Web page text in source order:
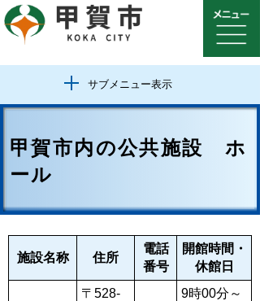
サブメニュー表示
甲賀市内の公共施設 ホ
ール
施設名称 住所
電話
番号
開館時間・
休館日
〒528-
9時00分～